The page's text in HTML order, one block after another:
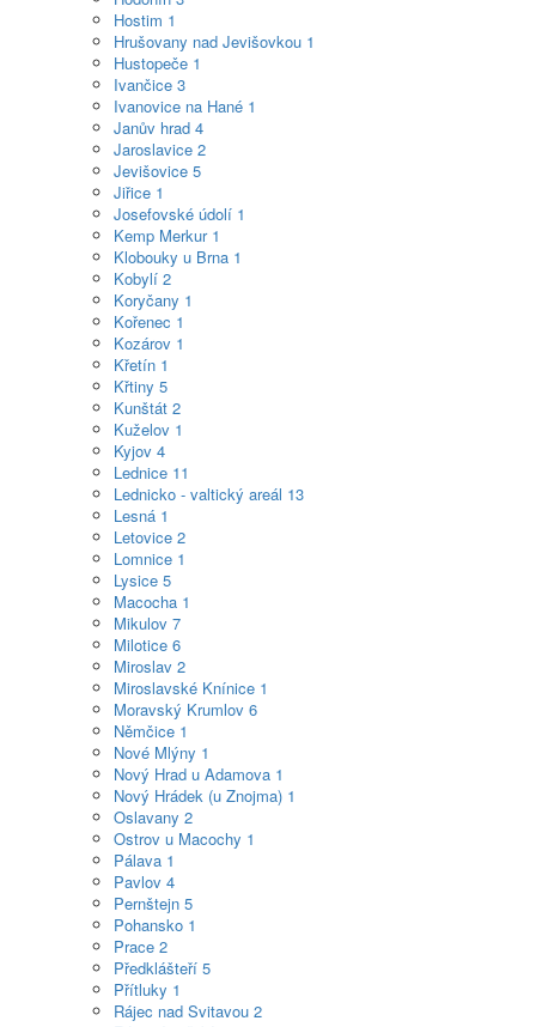
Hostim 1
Hrušovany nad Jevišovkou 1
Hustopeče 1
Ivančice 3
Ivanovice na Hané 1
Janův hrad 4
Jaroslavice 2
Jevišovice 5
Jiřice 1
Josefovské údolí 1
Kemp Merkur 1
Klobouky u Brna 1
Kobylí 2
Koryčany 1
Kořenec 1
Kozárov 1
Křetín 1
Křtiny 5
Kunštát 2
Kuželov 1
Kyjov 4
Lednice 11
Lednicko - valtický areál 13
Lesná 1
Letovice 2
Lomnice 1
Lysice 5
Macocha 1
Mikulov 7
Milotice 6
Miroslav 2
Miroslavské Knínice 1
Moravský Krumlov 6
Němčice 1
Nové Mlýny 1
Nový Hrad u Adamova 1
Nový Hrádek (u Znojma) 1
Oslavany 2
Ostrov u Macochy 1
Pálava 1
Pavlov 4
Pernštejn 5
Pohansko 1
Prace 2
Předklášteří 5
Přítluky 1
Rájec nad Svitavou 2